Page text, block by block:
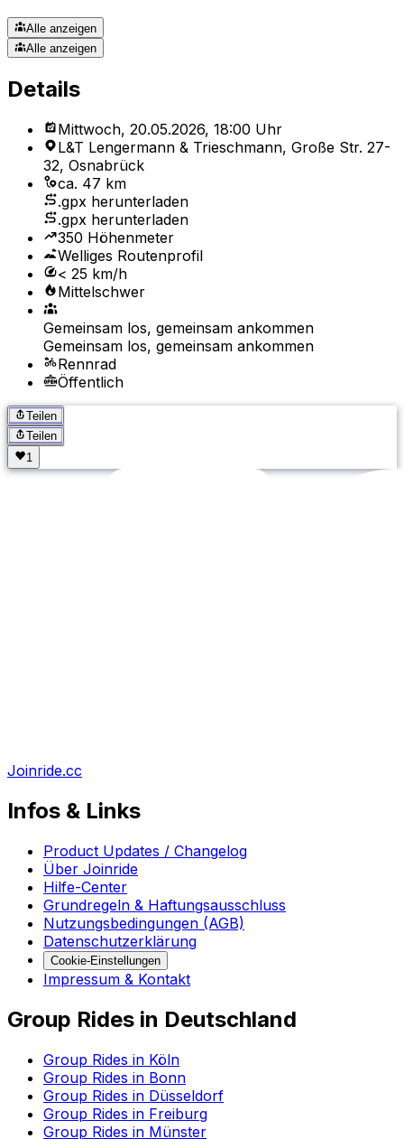
Alle anzeigen
Alle anzeigen
Details
Mittwoch, 20.05.2026, 18:00 Uhr
L&T Lengermann & Trieschmann, Große Str. 27-
32, Osnabrück
ca. 47 km
.gpx herunterladen
.gpx herunterladen
350 Höhenmeter
Welliges Routenprofil
< 25 km/h
Mittelschwer
Gemeinsam los, gemeinsam ankommen
Gemeinsam los, gemeinsam ankommen
Rennrad
Öffentlich
Teilen
Teilen
Joinride.cc
Infos & Links
Product Updates / Changelog
Über Joinride
Hilfe-Center
Grundregeln & Haftungsausschluss
Nutzungsbedingungen (AGB)
Datenschutzerklärung
Cookie-Einstellungen
Impressum & Kontakt
Group Rides in Deutschland
Group Rides in Köln
Group Rides in Bonn
Group Rides in Düsseldorf
Group Rides in Freiburg
Group Rides in Münster